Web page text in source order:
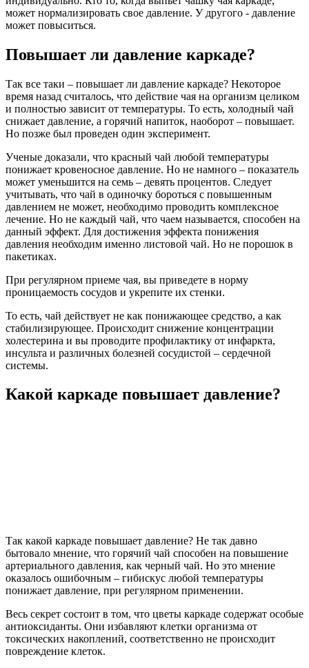
может нормализировать свое давление. У другого - давление
может повыситься.
Повышает ли давление каркаде?
Так все таки – повышает ли давление каркаде? Некоторое
время назад считалось, что действие чая на организм целиком
и полностью зависит от температуры. То есть, холодный чай
снижает давление, а горячий напиток, наоборот – повышает.
Но позже был проведен один эксперимент.
Ученые доказали, что красный чай любой температуры
понижает кровеносное давление. Но не намного – показатель
может уменьшится на семь – девять процентов. Следует
учитывать, что чай в одиночку бороться с повышенным
давлением не может, необходимо проводить комплексное
лечение. Но не каждый чай, что чаем называется, способен на
данный эффект. Для достижения эффекта понижения
давления необходим именно листовой чай. Но не порошок в
пакетиках.
При регулярном приеме чая, вы приведете в норму
проницаемость сосудов и укрепите их стенки.
То есть, чай действует не как понижающее средство, а как
стабилизирующее. Происходит снижение концентрации
холестерина и вы проводите профилактику от инфаркта,
инсульта и различных болезней сосудистой – сердечной
системы.
Какой каркаде повышает давление?
Так какой каркаде повышает давление? Не так давно
бытовало мнение, что горячий чай способен на повышение
артериального давления, как черный чай. Но это мнение
оказалось ошибочным – гибискус любой температуры
понижает давление, при регулярном применении.
Весь секрет состоит в том, что цветы каркаде содержат особые
антиоксиданты. Они избавляют клетки организма от
токсических накоплений, соответственно не происходит
повреждение клеток.